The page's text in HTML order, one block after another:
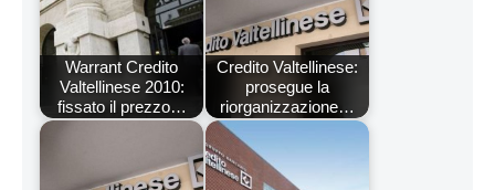
Warrant Credito
Valtellinese 2010:
fissato il prezzo…
Credito Valtellinese:
prosegue la
riorganizzazione…